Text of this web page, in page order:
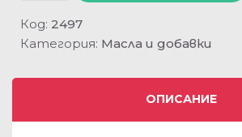
Код: 2497
Категория: Масла и добавки
ОПИСАНИЕ